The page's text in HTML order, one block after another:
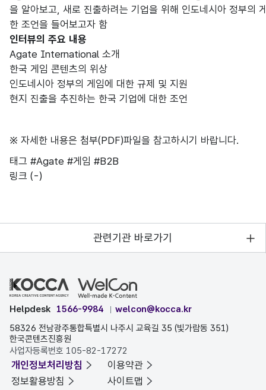
을 알아보고, 새로 진출하려는 기업을 위해 인도네시아 정부의
한 조언을 들어보고자 함
인터뷰의 주요 내용
Agate International 소개
한국 게임 콘텐츠의 위상
인도네시아 정부의 게임에 대한 규제 및 지원
현지 진출을 추진하는 한국 기업에 대한 조언
※ 자세한 내용은 첨부(PDF)파일을 참고하시기 바랍니다.
태그 #Agate #게임 #B2B
링크 (-)
관련기관 바로가기
Helpdesk 1566-9984
welcon@kocca.kr
58326 전남광주통합특별시 나주시 교육길 35 (빛가람동 351)
한국콘텐츠진흥원
사업자등록번호 105-82-17272
개인정보처리방침
이용약관
정보활용방침
사이트맵